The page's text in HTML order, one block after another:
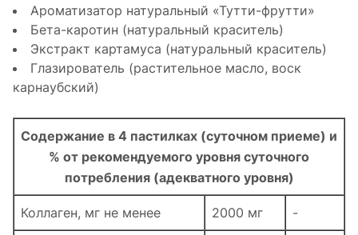
Ароматизатор натуральный «Тутти-фрутти»
Бета-каротин (натуральный краситель)
Экстракт картамуса (натуральный краситель)
Глазирователь (растительное масло, воск
карнаубский)
Содержание в 4 пастилках (суточном приеме) и
% от рекомендуемого уровня суточного
потребления (адекватного уровня)
Коллаген, мг не менее 2000 мг -